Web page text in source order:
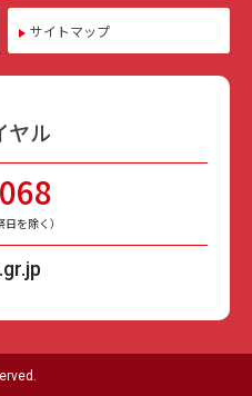
サイトマップ
ヤル
を除く）